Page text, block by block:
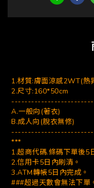
1.材質:膚面涼感2WT(熱
2.尺寸:160*50cm
A.一般向(著衣)
B.成人向(脫衣無修)
***
1.超商代碼.條碼下單後5
2.信用卡5日內刷清。
3.ATM轉帳5日內完成。
###超過天數會無法下單